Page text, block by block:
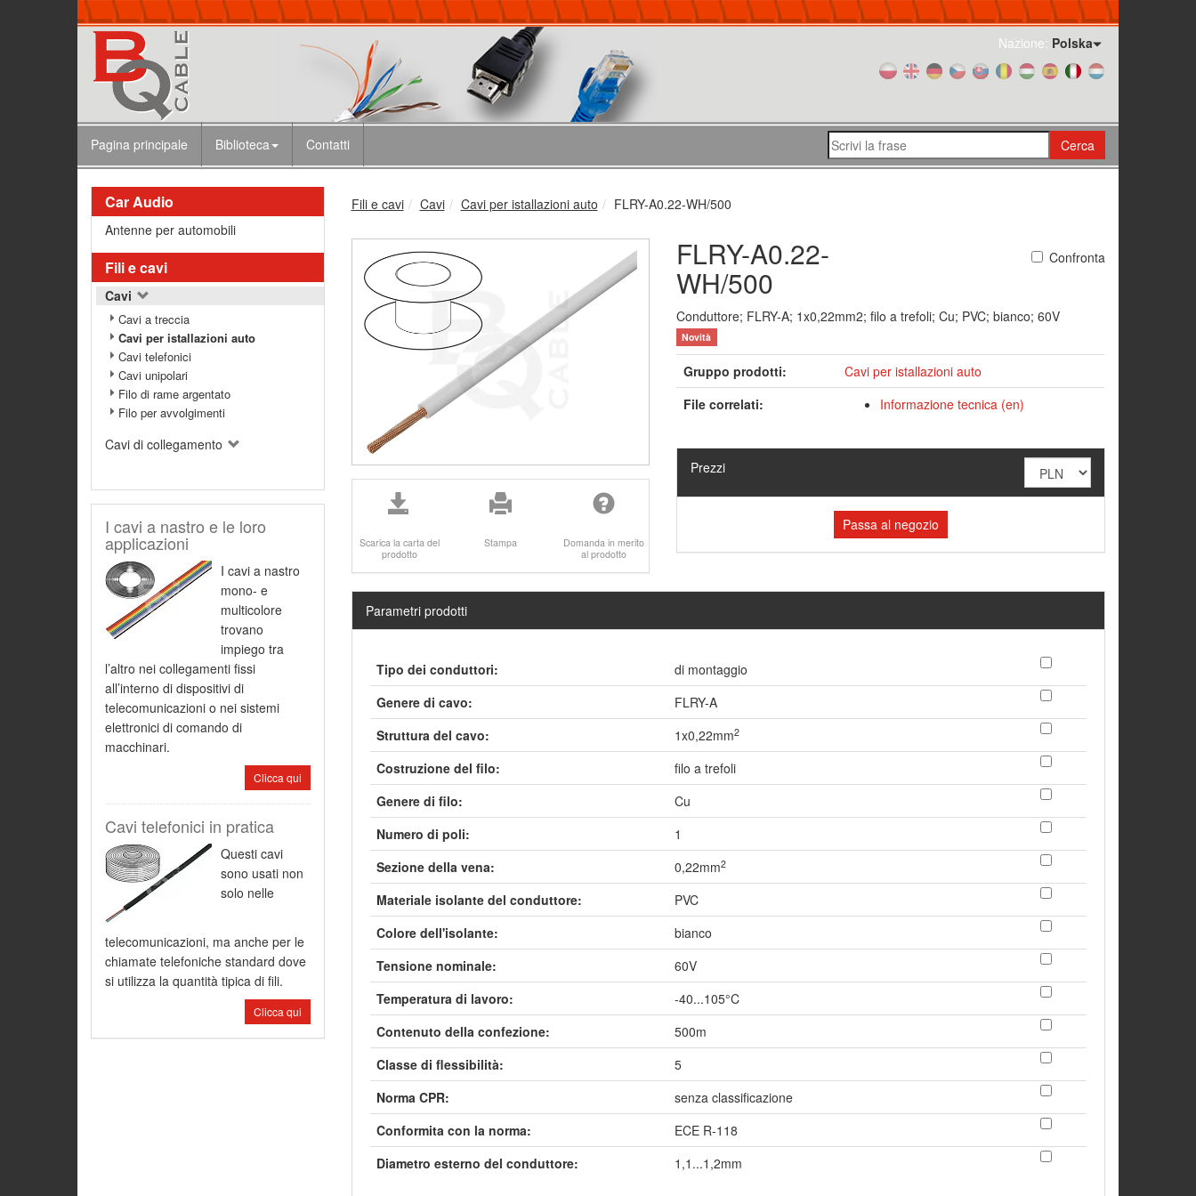
Nazione: Polska
Pagina principale Biblioteca Contatti Cerca
Car Audio
Antenne per automobili
Fili e cavi
Cavi
Cavi a treccia
Cavi per istallazioni auto
Cavi telefonici
Cavi unipolari
Filo di rame argentato
Filo per avvolgimenti
Cavi di collegamento
I cavi a nastro e le loro
applicazioni
I cavi a nastro
mono- e
multicolore
trovano
impiego tra
l’altro nei collegamenti fissi
all’interno di dispositivi di
telecomunicazioni o nei sistemi
elettronici di comando di
macchinari.
Clicca qui
Cavi telefonici in pratica
Questi cavi
sono usati non
solo nelle
telecomunicazioni, ma anche per le
chiamate telefoniche standard dove
si utilizza la quantità tipica di fili.
Clicca qui
Fili e cavi Cavi Cavi per istallazioni auto FLRY-A0.22-WH/500
Scarica la carta del
prodotto
Stampa
Domanda in merito
al prodotto
FLRY-A0.22-
WH/500
Confronta
Conduttore; FLRY-A; 1x0,22mm2; filo a trefoli; Cu; PVC; bianco; 60V
Novità
Gruppo prodotti:
Cavi per istallazioni auto
File correlati:
Informazione tecnica (en)
Prezzi
Passa al negozio
Parametri prodotti
Tipo dei conduttori:
di montaggio
Genere di cavo:
FLRY-A
Struttura del cavo:
1x0,22mm2
Costruzione del filo:
filo a trefoli
Genere di filo:
Cu
Numero di poli:
1
Sezione della vena:
0,22mm2
Materiale isolante del conduttore:
PVC
Colore dell'isolante:
bianco
Tensione nominale:
60V
Temperatura di lavoro:
-40...105°C
Contenuto della confezione:
500m
Classe di flessibilità:
5
Norma CPR:
senza classificazione
Conformita con la norma:
ECE R-118
Diametro esterno del conduttore:
1,1...1,2mm